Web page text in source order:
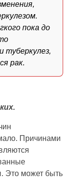
пока до
туберкулез,
рак.
Причинами
Это может быть